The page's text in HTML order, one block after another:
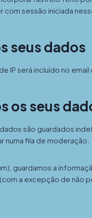
sessão iniciada
seus dados
IP será incluído no email
os seus
são guardados
fila de moderação.
guardamos a
a excepção de